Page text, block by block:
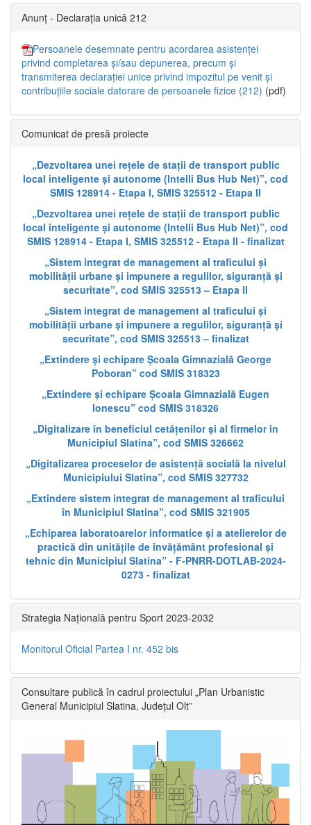
Anunț - Declarația unică 212
Persoanele desemnate pentru acordarea asistenței
privind completarea și/sau depunerea, precum și
transmiterea declarației unice privind impozitul pe venit și
contribuțiile sociale datorare de persoanele fizice (212) (pdf)
Comunicat de presă proiecte
„Dezvoltarea unei rețele de stații de transport public
local inteligente și autonome (Intelli Bus Hub Net)”, cod
SMIS 128914 - Etapa I, SMIS 325512 - Etapa II
„Dezvoltarea unei rețele de stații de transport public
local inteligente și autonome (Intelli Bus Hub Net)”, cod
SMIS 128914 - Etapa I, SMIS 325512 - Etapa II - finalizat
„Sistem integrat de management al traficului și
mobilității urbane și impunere a regulilor, siguranță și
securitate”, cod SMIS 325513 – Etapa II
„Sistem integrat de management al traficului și
mobilității urbane și impunere a regulilor, siguranță și
securitate”, cod SMIS 325513 – finalizat
„Extindere și echipare Școala Gimnazială George
Poboran” cod SMIS 318323
„Extindere și echipare Școala Gimnazială Eugen
Ionescu” cod SMIS 318326
„Digitalizare în beneficiul cetățenilor și al firmelor în
Municipiul Slatina”, cod SMIS 326662
„Digitalizarea proceselor de asistență socială la nivelul
Municipiului Slatina”, cod SMIS 327732
„Extindere sistem integrat de management al traficului
în Municipiul Slatina”, cod SMIS 321905
„Echiparea laboratoarelor informatice și a atelierelor de
practică din unitățile de învățământ profesional și
tehnic din Municipiul Slatina” - F-PNRR-DOTLAB-2024-
0273 - finalizat
Strategia Națională pentru Sport 2023-2032
Monitorul Oficial Partea I nr. 452 bis
Consultare publică în cadrul proiectului „Plan Urbanistic
General Municipiul Slatina, Județul Olt”